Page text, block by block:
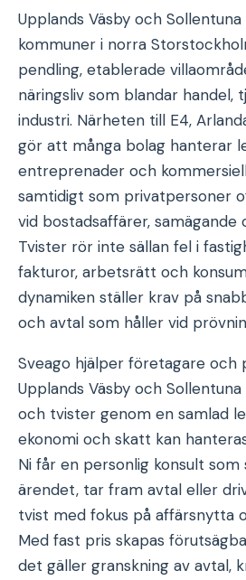
Upplands Väsby och
kommuner i norra
pendling, etablerade
näringsliv som blandar handel,
industri. Närheten till E4,
gör att många bolag hanterar
entreprenader och
samtidigt som privatpersoner
vid bostadsaffärer, samägande
Tvister rör inte sällan fel i
fakturor, arbetsrätt och
dynamiken ställer krav på
och avtal som håller vid
Sveago hjälper företagare och
Upplands Väsby och
och tvister genom en samlad
ekonomi och skatt kan
Ni får en personlig konsult som
ärendet, tar fram avtal eller
tvist med fokus på affärsnytta
Med fast pris skapas
det gäller granskning av avtal,